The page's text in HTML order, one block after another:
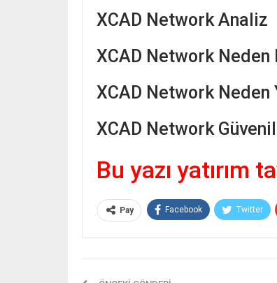
XCAD Network Analiz
XCAD Network Neden
XCAD Network Neden
XCAD Network
Bu yazı yatırım
Pay Facebook Twitter